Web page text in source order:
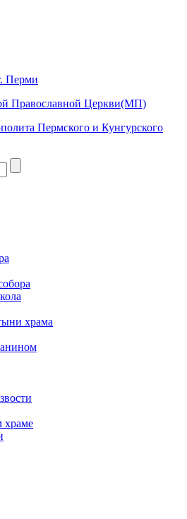
Перми
Православной Церкви(МП)
Пермского и Кунгурского
храма